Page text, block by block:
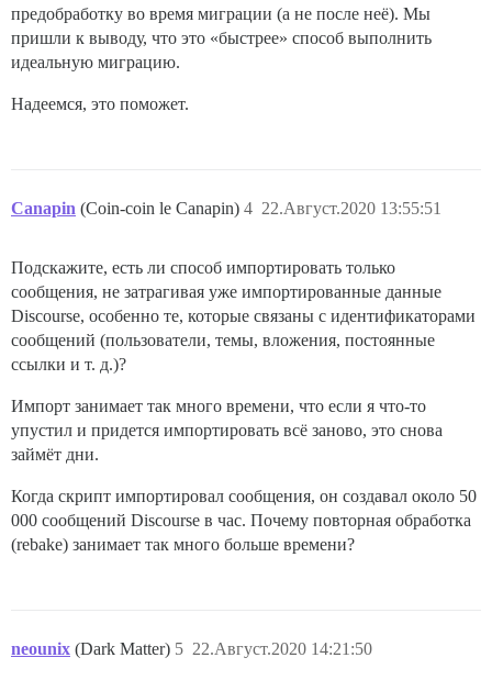
предобработку во время миграции (а не после неё). Мы
пришли к выводу, что это «быстрее» способ выполнить
идеальную миграцию.
Надеемся, это поможет.
Canapin (Coin-coin le Canapin) 22.Август.2020 13:55:51
4
Подскажите, есть ли способ импортировать только
сообщения, не затрагивая уже импортированные данные
Discourse, особенно те, которые связаны с идентификаторами
сообщений (пользователи, темы, вложения, постоянные
ссылки и т. д.)?
Импорт занимает так много времени, что если я что-то
упустил и придется импортировать всё заново, это снова
займёт дни.
Когда скрипт импортировал сообщения, он создавал около 50
000 сообщений Discourse в час. Почему повторная обработка
(rebake) занимает так много больше времени?
neounix (Dark Matter) 22.Август.2020 14:21:50
5